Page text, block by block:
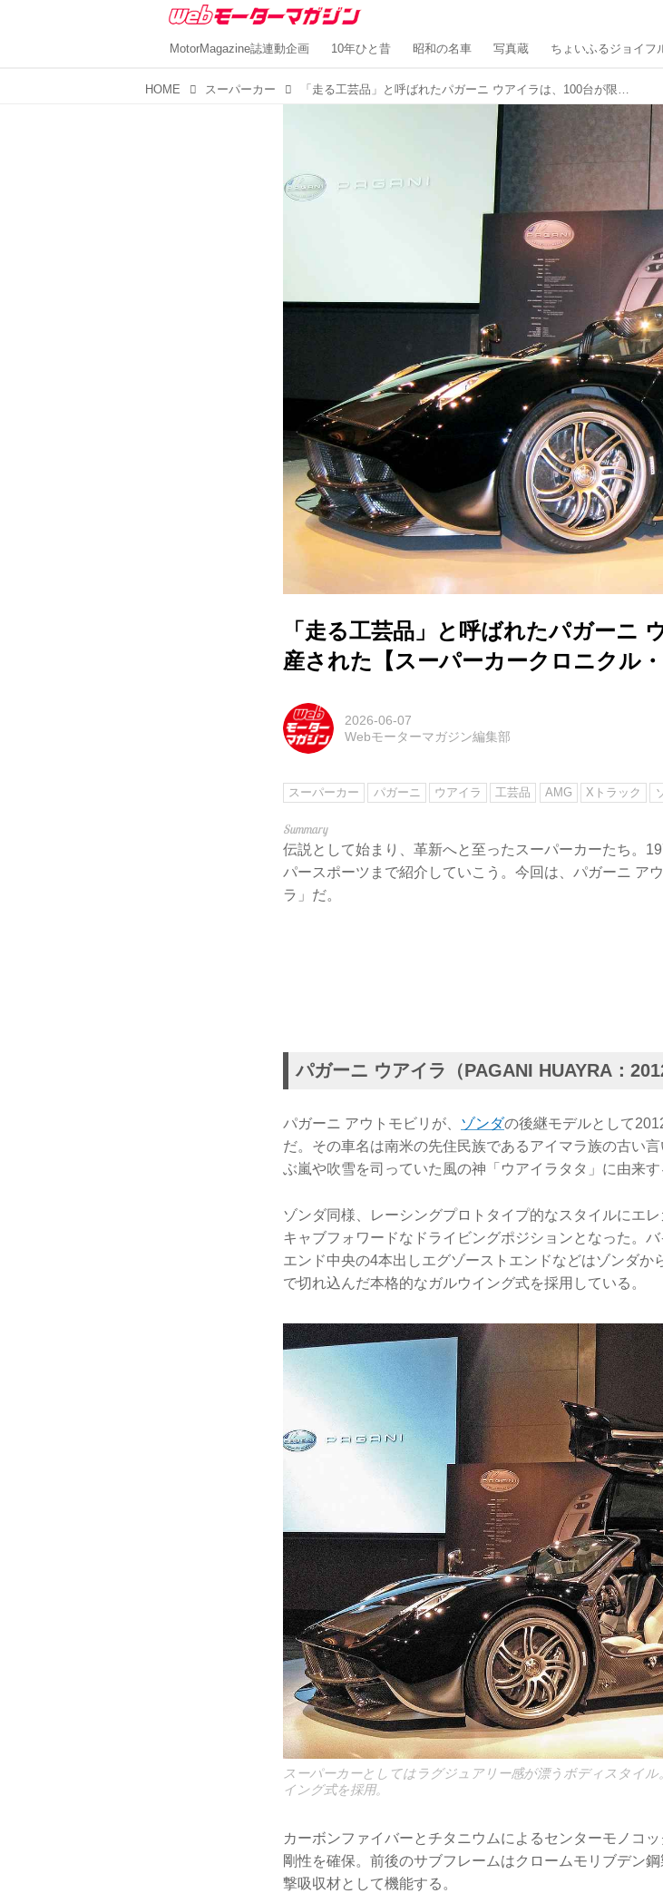
MotorMagazine誌連動企画 10年ひと昔 昭和の名車 写真蔵 ちょいふるジョイフ
HOME スーパーカー 「走る工芸品」と呼ばれたパガーニ ウアイラは、100台が限定生産された【スーパーカークロニクル・完全版／098】
「走る工芸品」と呼ばれたパガーニ
産された【スーパーカークロニクル・
2026-06-07
Webモーターマガジン編集部
スーパーカー パガーニ ウアイラ 工芸品 AMG Xトラック
伝説として始まり、革新へと至ったスーパーカーたち。
パースポーツまで紹介していこう。今回は、パガーニ ア
ラ」だ。
パガーニ ウアイラ（PAGANI HUAYRA：
パガーニ アウトモビリが、 ゾンダの後継モデルとして
だ。その車名は南米の先住民族であるアイマラ族の古い
ぶ嵐や吹雪を司っていた風の神「ウアイラタタ」に由来す
ゾンダ同様、レーシングプロトタイプ的なスタイルにエ
キャブフォワードなドライビングポジションとなった。
エンド中央の4本出しエグゾーストエンドなどはゾンダか
で切れ込んだ本格的なガルウイング式を採用している。
スーパーカーとしてはラグジュアリー感が漂うボディスタイ
イング式を採用。
カーボンファイバーとチタニウムによるセンターモノコ
剛性を確保。前後のサブフレームはクロームモリブデン
撃吸収材として機能する。